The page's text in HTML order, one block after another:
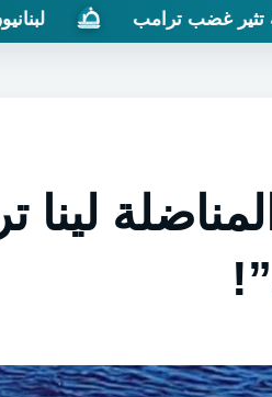
لبنانيون ضدّ التطبيع